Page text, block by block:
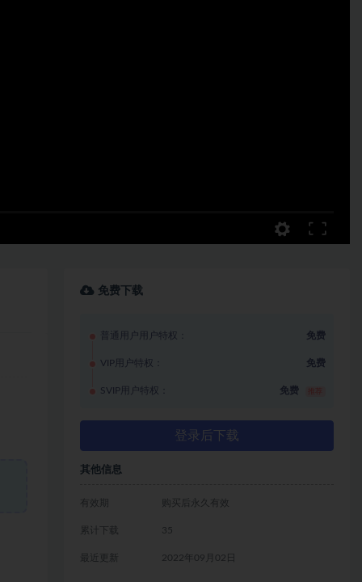
免费下载
普通用户用户特权： 免费
VIP用户特权： 免费
SVIP用户特权： 免费
登录后下载
其他信息
有效期 购买后永久有效
累计下载 35
最近更新 2022年09月02日